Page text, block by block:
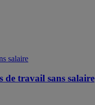
de travail sans salaire